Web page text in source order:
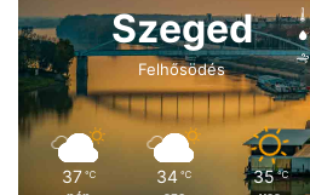
Szeged
Felhősödés
37 ℃ 34 ℃ 35 ℃